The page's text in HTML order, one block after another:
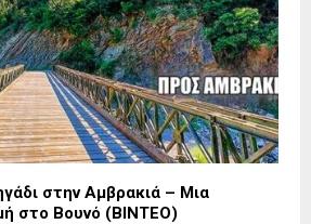
στην Αμβρακιά – Μια
στο Βουνό (ΒΙΝΤΕΟ)